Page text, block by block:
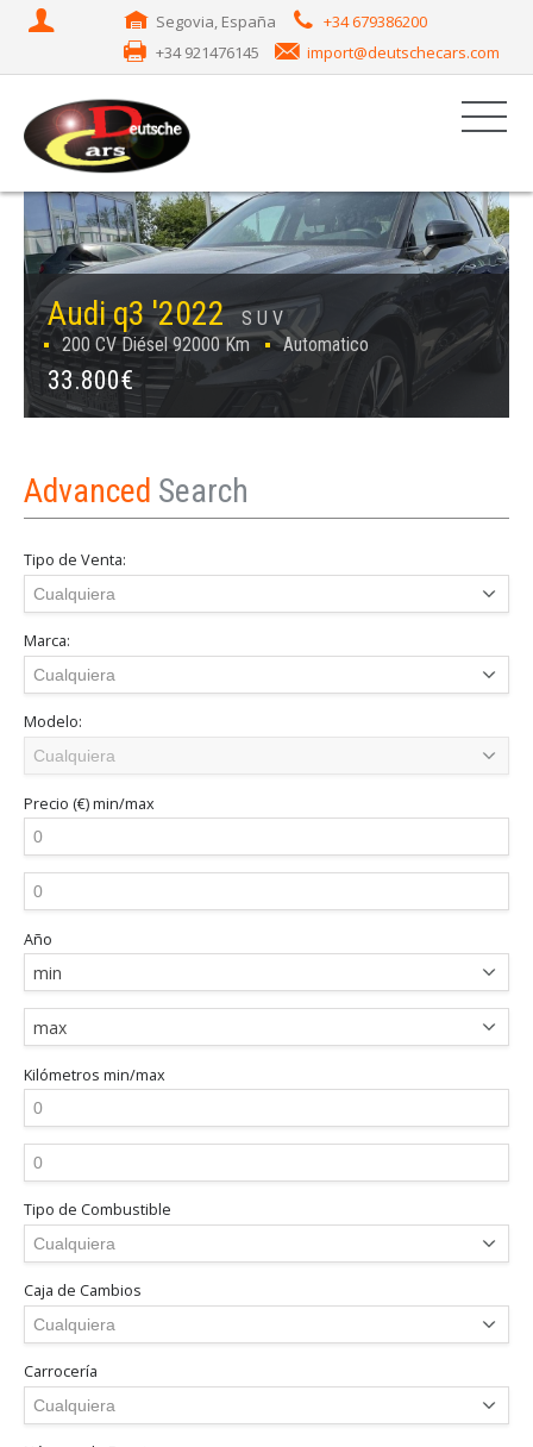
Segovia, España
+34 679386200
+34 921476145
import@deutschecars.com
Audi q3 '2022
S U V
200 CV Diésel 92000 Km
Automatico
33.800€
Advanced Search
Tipo de Venta:
Marca:
Modelo:
Precio (€)min/max
Año
min
max
Kilómetros min/max
Tipo de Combustible
Caja de Cambios
Carrocería